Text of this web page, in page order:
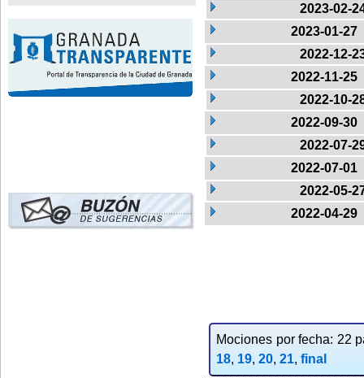
2023-02-
2023-01-27
2022-12-
2022-11-25
2022-10-
2022-09-30
2022-07-
2022-07-01
2022-05-
2022-04-29
Mociones por fecha: 22
18, 19, 20, 21, final